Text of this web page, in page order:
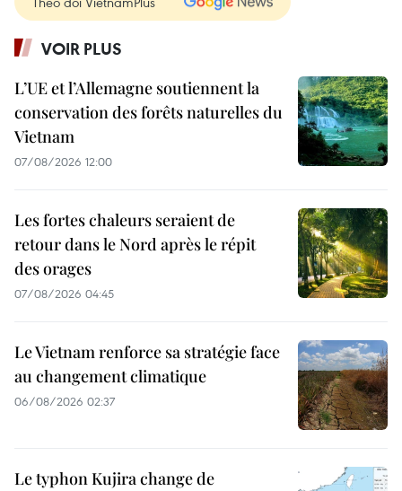
VOIR PLUS
L’UE et l’Allemagne soutiennent la
conservation des forêts naturelles du
Vietnam
07/08/2026 12:00
Les fortes chaleurs seraient de
retour dans le Nord après le répit
des orages
07/08/2026 04:45
Le Vietnam renforce sa stratégie face
au changement climatique
06/08/2026 02:37
Le typhon Kujira change de